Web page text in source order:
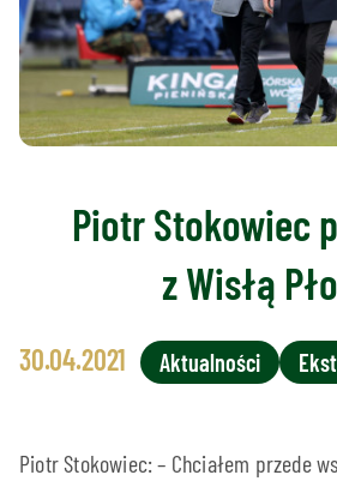
Piotr Stokowiec
z Wisłą
30.04.2021 Aktualności
Piotr Stokowiec: – Chciałem przede